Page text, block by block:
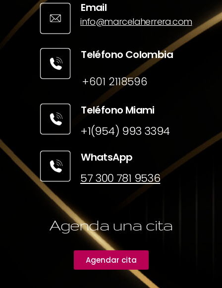
Email
info@marcelaherrera.com
Teléfono Colombia
+601 2118596
Teléfono Miami
+1(954) 993 3394
WhatsApp
57 300 781 9536
Agenda una cita
Agendar cita